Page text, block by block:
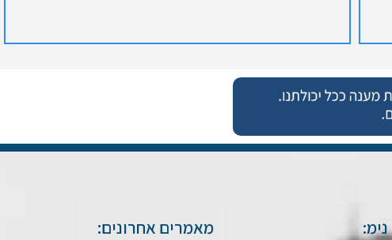
נימ: מאמרים אחרונים: